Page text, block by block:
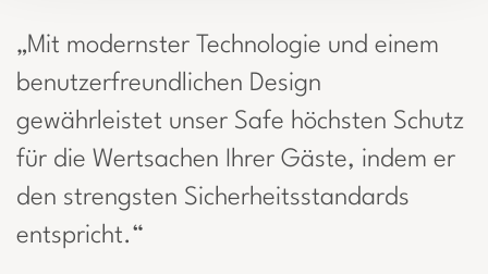
„Mit modernster Technologie und einem
benutzerfreundlichen Design
gewährleistet unser Safe höchsten Schutz
für die Wertsachen Ihrer Gäste, indem er
den strengsten Sicherheitsstandards
entspricht.“